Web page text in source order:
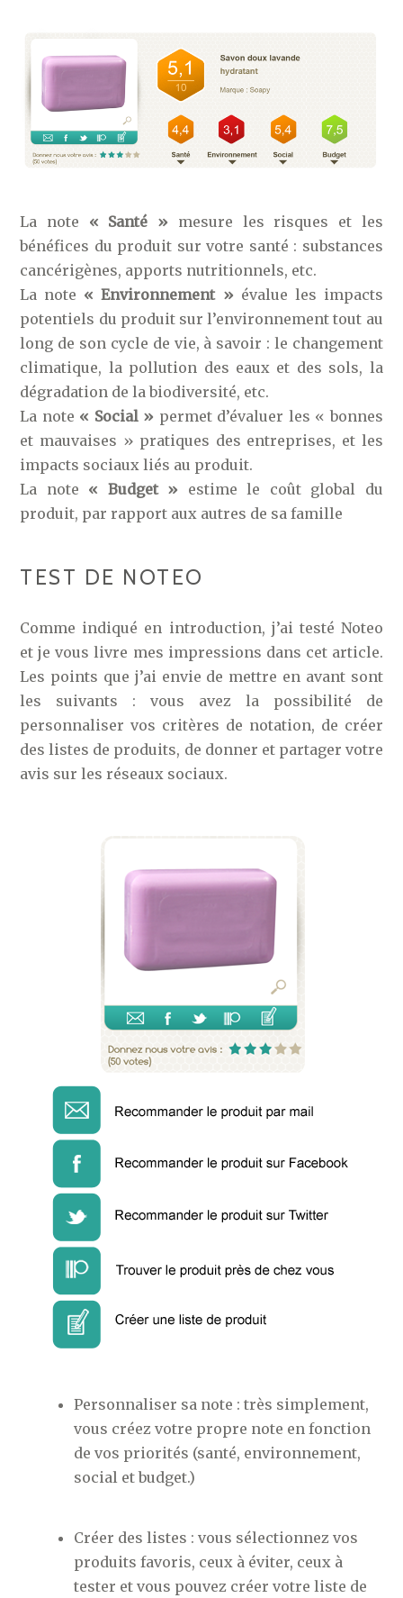
La note « Santé » mesure les risques et les
bénéfices du produit sur votre santé : substances
cancérigènes, apports nutritionnels, etc.
La note « Environnement » évalue les impacts
potentiels du produit sur l’environnement tout au
long de son cycle de vie, à savoir : le changement
climatique, la pollution des eaux et des sols, la
dégradation de la biodiversité, etc.
La note « Social » permet d’évaluer les « bonnes
et mauvaises » pratiques des entreprises, et les
impacts sociaux liés au produit.
La note « Budget » estime le coût global du
produit, par rapport aux autres de sa famille
TEST DE NOTEO
Comme indiqué en introduction, j’ai testé Noteo
et je vous livre mes impressions dans cet article.
Les points que j’ai envie de mettre en avant sont
les suivants : vous avez la possibilité de
personnaliser vos critères de notation, de créer
des listes de produits, de donner et partager votre
avis sur les réseaux sociaux.
Personnaliser sa note : très simplement,
vous créez votre propre note en fonction
de vos priorités (santé, environnement,
social et budget.)
Créer des listes : vous sélectionnez vos
produits favoris, ceux à éviter, ceux à
tester et vous pouvez créer votre liste de